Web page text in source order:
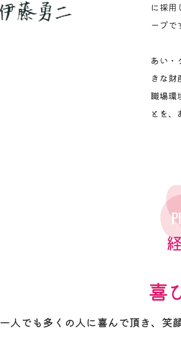
に採
ープで
あい・
きな
職場環
とを、
喜
一人でも多くの人に喜んで頂き、 笑